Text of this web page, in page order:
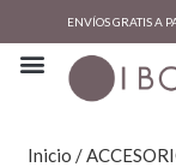
ENVÍOS GRATIS A
Inicio /